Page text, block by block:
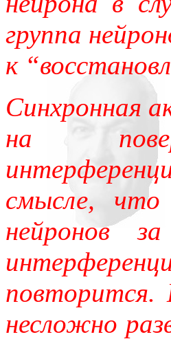
группа
к
Синхронная
на
смысле, что
нейронов
повторится.
несложно